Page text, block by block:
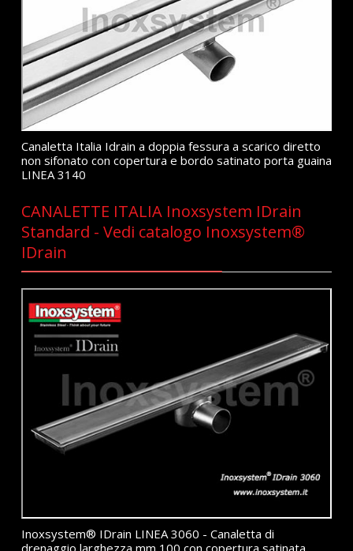
Canaletta Italia Idrain a doppia fessura a scarico diretto
non sifonato con copertura e bordo satinato porta guaina
LINEA 3140
CANALETTE ITALIA Inoxsystem IDrain
Standard - Vedi catalogo Inoxsystem®
IDrain
Inoxsystem® IDrain LINEA 3060 - Canaletta di